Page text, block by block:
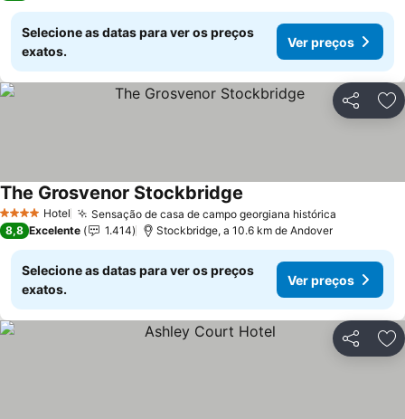
Selecione as datas para ver os preços
exatos.
Ver preços
Partilhar
4 EstrelasHotel Sensação de casa de campo georgiana histórica
The Grosvenor Stockbridge
8,8 Excelente 1.414 Stockbridge, a 10.6 km de Andover
Selecione as datas para ver os preços
exatos.
Ver preços
Partilhar